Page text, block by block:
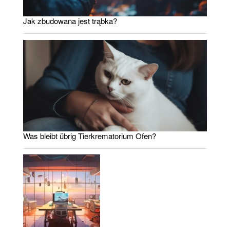
Jak zbudowana jest trąbka?
Was bleibt übrig Tierkrematorium Ofen?